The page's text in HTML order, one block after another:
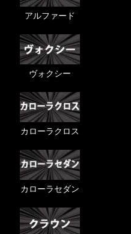
アルファード
ヴォクシー
カローラクロス
カローラセダン